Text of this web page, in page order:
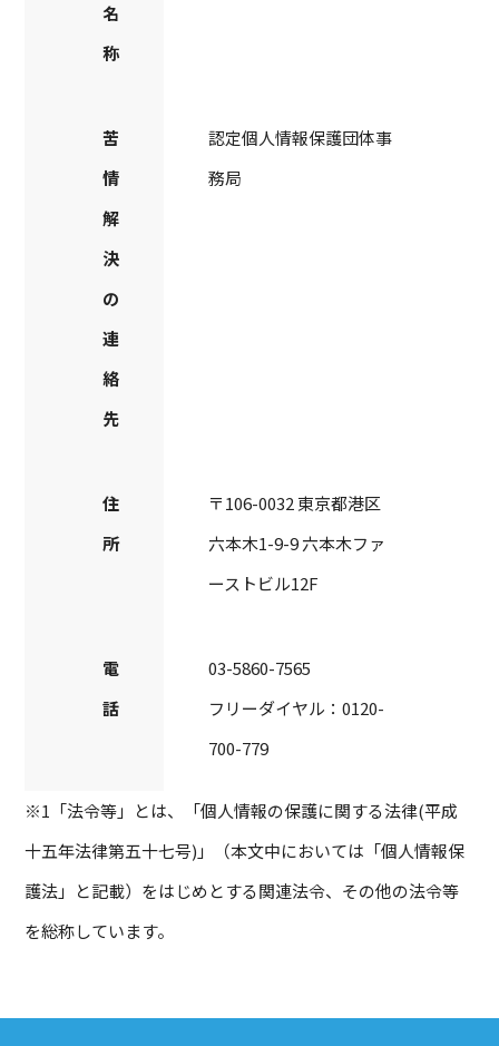
名
称
苦
情
解
決
の
連
絡
先
認定個人情報保護団体事
務局
住
所
〒106-0032 東京都港区
六本木1-9-9 六本木ファ
ーストビル12F
電
話
03-5860-7565
フリーダイヤル：0120-
700-779
※1「法令等」とは、「個人情報の保護に関する法律(平成
十五年法律第五十七号)」（本文中においては「個人情報保
護法」と記載）をはじめとする関連法令、その他の法令等
を総称しています。